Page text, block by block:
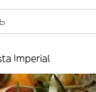
Imperial